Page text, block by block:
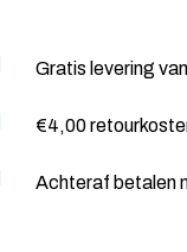
Gratis levering
€4,00
Achteraf betalen